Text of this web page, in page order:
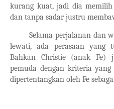
kurang kuat, jadi dia
dan tanpa sadar justru
Selama perjalanan dan
lewati, ada perasaan yang
Bahkan Christie (anak Fe)
pemuda dengan kriteria
dipertentangkan oleh Fe